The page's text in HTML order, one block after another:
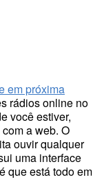
em próxima
rádios online no
você estiver,
a web. O
ouvir qualquer
uma interface
que está todo em